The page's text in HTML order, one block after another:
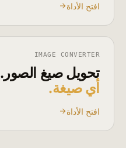
افتح الأداة
IMAGE CONVERTER
تحويل صيغ الصور.
أي صيغة.
افتح الأداة